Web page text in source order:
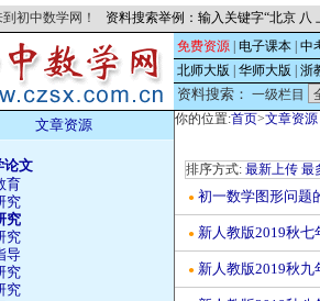
到初中数学网！ 资料搜索举例：输入关键字“北京 八
免费资源 电子课本 中
北师大版
华师大版 浙
资料搜索： 一级栏目
文章资源
论文
育
究
究
究
导
究
究
你的位置:首页>文章资源
排序方式: 最新上传 最
● 初一数学图形问题
● 新人教版2019秋
● 新人教版2019秋